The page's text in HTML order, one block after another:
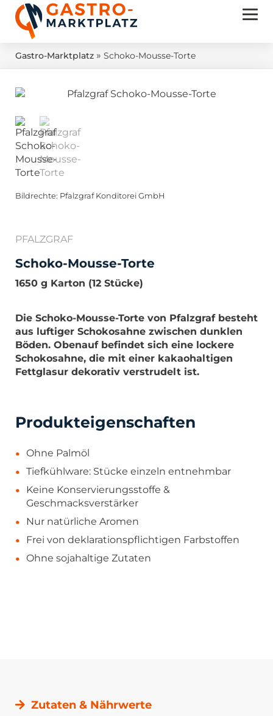
Gastro-Marktplatz » Schoko-Mousse-Torte
Bildrechte: Pfalzgraf Konditorei GmbH
PFALZGRAF
Schoko-Mousse-Torte
1650 g Karton (12 Stücke)
Die Schoko-Mousse-Torte von Pfalzgraf besteht
aus luftiger Schokosahne zwischen dunklen
Böden. Obenauf befindet sich eine lockere
Schokosahne, die mit einer kakaohaltigen
Fettglasur dekorativ verstrudelt ist.
Produkteigenschaften
Ohne Palmöl
Tiefkühlware: Stücke einzeln entnehmbar
Keine Konservierungsstoffe &
Geschmacksverstärker
Nur natürliche Aromen
Frei von deklarationspflichtigen Farbstoffen
Ohne sojahaltige Zutaten
Zutaten & Nährwerte